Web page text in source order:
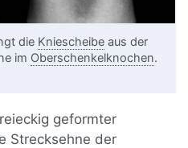
die Kniescheibe aus der
im Oberschenkelknochen.
geformter
Strecksehne der